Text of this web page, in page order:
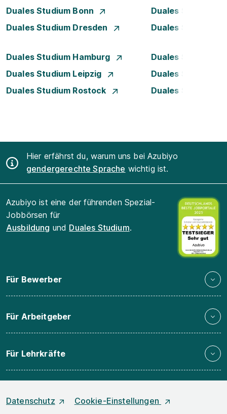
Duales Studium Bonn
Duales Studium
Duales Studium Dresden
Duales Studium
Duales Studium Hamburg
Duales Studium
Duales Studium Leipzig
Duales Studium
Duales Studium Rostock
Duales Studium
Hier erfährst du, warum uns bei Azubiyo
gendergerechte Sprache wichtig ist.
Azubiyo ist eine der führenden Spezial-
Jobbörsen für
Ausbildung und Duales Studium.
Für Bewerber
Für Arbeitgeber
Für Lehrkräfte
Datenschutz
Cookie-Einstellungen